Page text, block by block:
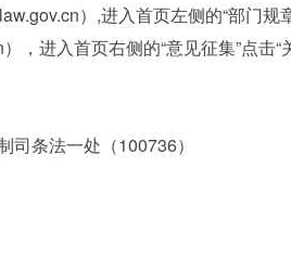
）,进入首页左侧的“部门规
进入首页右侧的“意见征集”点击
条法一处（100736）